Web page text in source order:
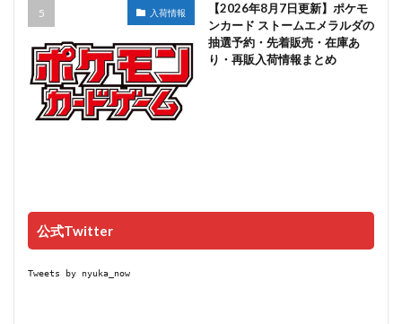
入荷情報
【2026年8月7日更新】ポケモ
ンカード ストームエメラルダの
抽選予約・先着販売・在庫あ
り・再販入荷情報まとめ
公式Twitter
Tweets by nyuka_now